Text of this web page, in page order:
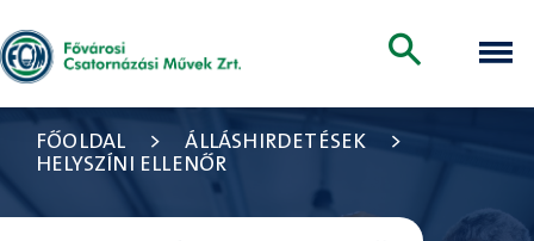
FŐOLDAL > ÁLLÁSHIRDETÉSEK
>
HELYSZÍNI ELLENŐR